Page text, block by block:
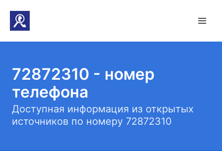
72872310 - номер
телефона
Доступная информация из открытых
источников по номеру 72872310